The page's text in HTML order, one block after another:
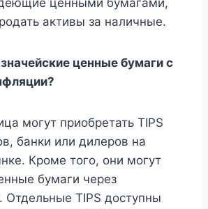
ценными бумагами,
активы за наличные.
ценные бумаги с
могут приобретать TIPS
банки или дилеров на
Кроме того, они могут
бумаги через
Отдельные TIPS доступны